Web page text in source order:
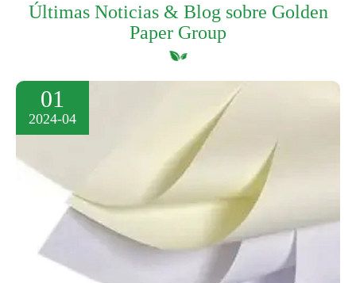
Últimas Noticias & Blog sobre Golden
Paper Group
01
2024-04